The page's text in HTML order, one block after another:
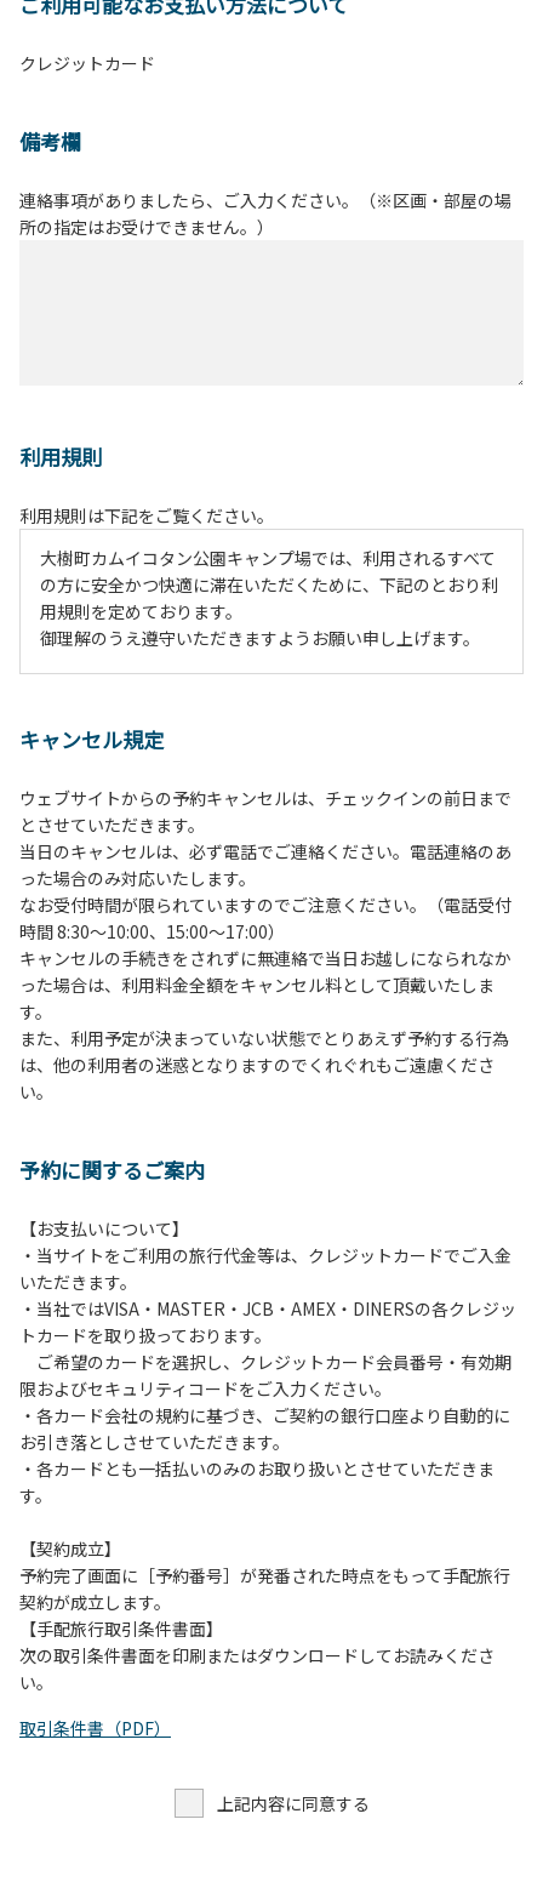
クレジットカード
備考欄
連絡事項がありましたら、ご入力ください。（※区画・部屋の場
所の指定はお受けできません。）
利用規則
利用規則は下記をご覧ください。
大樹町カムイコタン公園キャンプ場では、利用されるすべて
の方に安全かつ快適に滞在いただくために、下記のとおり利
用規則を定めております。
御理解のうえ遵守いただきますようお願い申し上げます。
２、中学生以下だけでの利用はできません。高校生以上の方
３、テントサイト（多目的広場を含む。）の使用は、事前に
予約いただいた方のみで、連泊の方を除き、正午からです。
基本的に、テント1張りにつき1区画の予約をお願いします。
管理棟にてチェックインの手続きを行ってください。午後3
時前にお越しの方は、午後3時になりましたら管理棟にて手
続きを行ってください。午後5時過ぎにお越しの方は、翌朝
手続きを行ってください。
４、車両は、荷物の積み下ろし時以外は、駐車場にとめてく
ださい。
５、チェックアウトは、午前10時まで（日帰り使用の場合は
午後5時まで）です。チェックインの手続きを行っていない
方や使用人数が増えた場合は、必ず手続きを行ってくださ
ら午前10時までの間にゴミステーションに出してください。
は、お持ち帰りをお願いします。
【禁止事項】
カラオケ、発電機、地面での直火による焚き火、キャンプフ
ァイヤー、打ち上げ式花火、テントサウナの設置
【注意事項】
当キャンプ場のそばを流れる歴舟川は、上流で雨が降ると短
時間で増水し、川原で遊んでいると大変危険な状態になりや
すく、過去にも増水により人が流される事故が数件起きてい
（１）川原にテントやタープを張らない。
（２）雨が降ったときは川原で遊ばない。
（３）カムイコタン公園キャンプ場で雨が降らなくても、上
流で雨が降り急に増水することがあるので、水の濁りに注意
し、濁り始めたときには直ちに川原での遊びを中止する。
（４）キャンプ場の管理者や地元住民から川についての注意
キャンセル規定
ウェブサイトからの予約キャンセルは、チェックインの前日まで
とさせていただきます。
当日のキャンセルは、必ず電話でご連絡ください。電話連絡のあ
った場合のみ対応いたします。
なお受付時間が限られていますのでご注意ください。（電話受付
時間 8:30～10:00、15:00～17:00）
キャンセルの手続きをされずに無連絡で当日お越しになられなか
った場合は、利用料金全額をキャンセル料として頂戴いたしま
す。
また、利用予定が決まっていない状態でとりあえず予約する行為
は、他の利用者の迷惑となりますのでくれぐれもご遠慮くださ
い。
予約に関するご案内
【お支払いについて】
・当サイトをご利用の旅行代金等は、クレジットカードでご入金
いただきます。
・当社ではVISA・MASTER・JCB・AMEX・DINERSの各クレジッ
トカードを取り扱っております。
ご希望のカードを選択し、クレジットカード会員番号・有効期
限およびセキュリティコードをご入力ください。
・各カード会社の規約に基づき、ご契約の銀行口座より自動的に
お引き落としさせていただきます。
・各カードとも一括払いのみのお取り扱いとさせていただきま
す。
【契約成立】
予約完了画面に［予約番号］が発番された時点をもって手配旅行
契約が成立します。
【手配旅行取引条件書面】
次の取引条件書面を印刷またはダウンロードしてお読みくださ
い。
取引条件書（PDF）
上記内容に同意する